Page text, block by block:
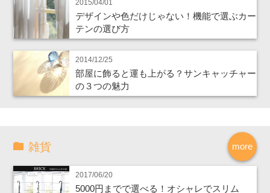
2015/04/01
デザインや色だけじゃない！機能で選ぶカー
テンの選び方
2014/12/25
部屋に飾ると運も上がる？サンキャッチャー
の３つの魅力
more
雑貨
2017/06/20
5000円までで選べる！オシャレでスリム